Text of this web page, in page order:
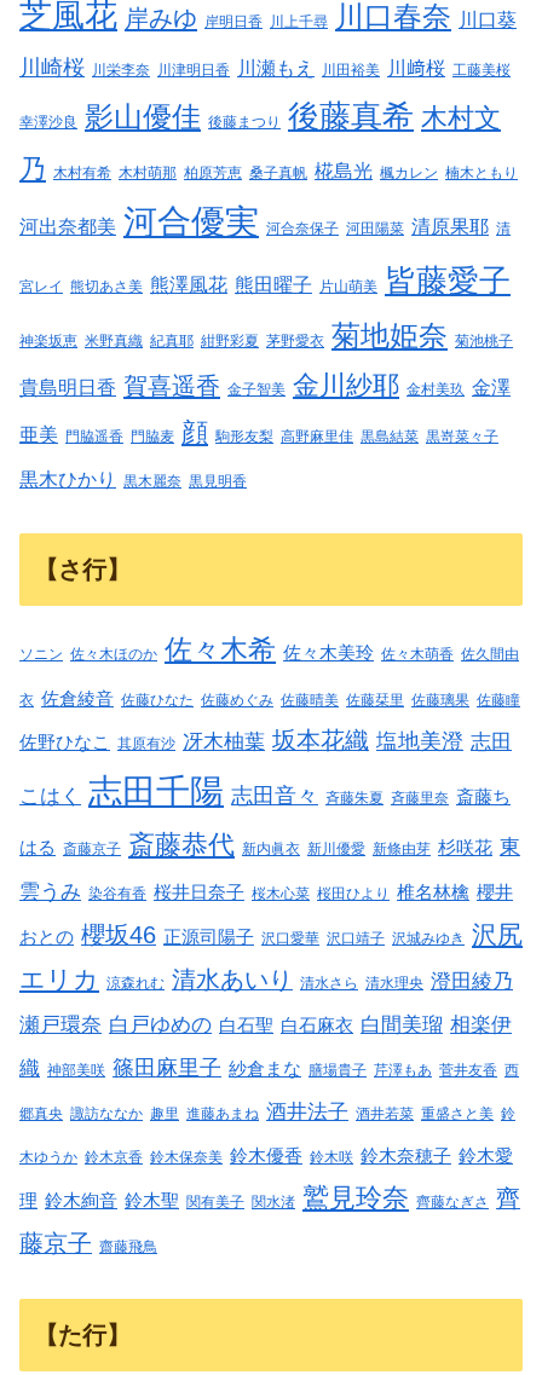
芝風花 岸みゆ 岸明日香 川上千尋 川口春奈 川口葵
川崎桜 川栄李奈 川津明日香 川瀬もえ 川田裕美 川﨑桜 工藤美桜
幸澤沙良 影山優佳 後藤まつり 後藤真希 木村文
乃 木村有希 木村萌那 柏原芳恵 桑子真帆 椛島光 楓カレン 楠木ともり
河出奈都美 河合優実 河合奈保子 河田陽菜 清原果耶 清
宮レイ 熊切あさ美 熊澤風花 熊田曜子 片山萌美 皆藤愛子
神楽坂恵 米野真織 紀真耶 紺野彩夏 茅野愛衣 菊地姫奈 菊池桃子
貴島明日香 賀喜遥香 金子智美 金川紗耶 金村美玖 金澤
亜美 門脇遥香 門脇麦 顔 駒形友梨 高野麻里佳 黒島結菜 黒嵜菜々子
黒木ひかり 黒木麗奈 黒見明香
【さ行】
ソニン 佐々木ほのか 佐々木希 佐々木美玲 佐々木萌香 佐久間由
衣 佐倉綾音 佐藤ひなた 佐藤めぐみ 佐藤晴美 佐藤栞里 佐藤璃果 佐藤瞳
佐野ひなこ 其原有沙 冴木柚葉 坂本花織 塩地美澄 志田
こはく 志田千陽 志田音々 斉藤朱夏 斉藤里奈 斎藤ち
はる 斎藤京子 斎藤恭代 新内眞衣 新川優愛 新條由芽 杉咲花 東
雲うみ 染谷有香 桜井日奈子 桜木心菜 桜田ひより 椎名林檎 櫻井
おとの 櫻坂46 正源司陽子 沢口愛華 沢口靖子 沢城みゆき 沢尻
エリカ
涼森れむ 清水あいり 清水さら 清水理央 澄田綾乃
瀬戸環奈 白戸ゆめの 白石聖 白石麻衣 白間美瑠 相楽伊
織 神部美咲 篠田麻里子 紗倉まな 膳場貴子 芹澤もあ 菅井友香 西
郷真央 諏訪ななか 趣里 進藤あまね 酒井法子 酒井若菜 重盛さと美 鈴
木ゆうか 鈴木京香 鈴木保奈美 鈴木優香 鈴木咲 鈴木奈穂子 鈴木愛
理 鈴木絢音 鈴木聖 関有美子 関水渚 鷲見玲奈 齊藤なぎさ 齊
藤京子 齋藤飛鳥
【た行】